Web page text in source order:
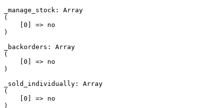
_manage_stock: Array
(
    [0] => no
)
_backorders: Array
(
    [0] => no
)
_sold_individually: Array
(
    [0] => no
)